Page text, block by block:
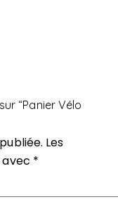
“Panier Vélo
Les
*